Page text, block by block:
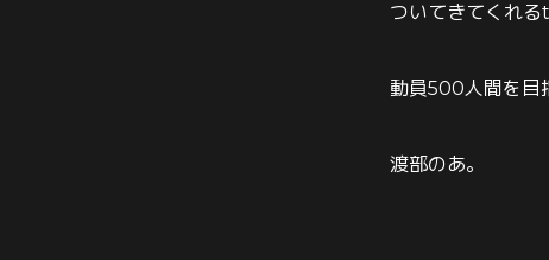
ついてきてくれ
動員500人間を目
渡部のあ。